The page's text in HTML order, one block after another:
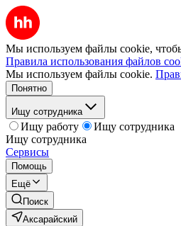
Мы используем файлы cookie,
Правила использования файлов
Мы используем файлы cookie.
Понятно
Ищу сотрудника
Ищу работу
Ищу сотрудника
Ищу сотрудника
Сервисы
Помощь
Ещё
Поиск
Аксарайский